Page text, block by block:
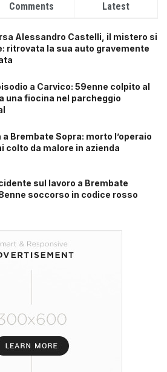
Comments Latest
Alessandro Castelli, il mistero si
ritrovata la sua auto gravemente
a Carvico: 59enne colpito al
una fiocina nel parcheggio
a Brembate Sopra: morto l’operaio
colto da malore in azienda
sul lavoro a Brembate
soccorso in codice rosso